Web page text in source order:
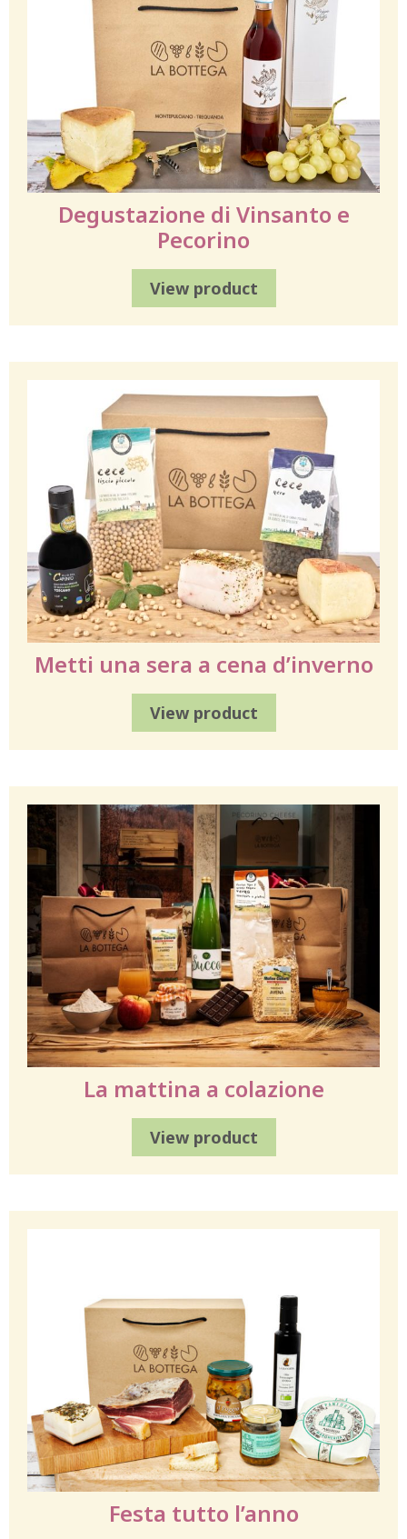
Degustazione di Vinsanto e
Pecorino
View product
Metti una sera a cena d’inverno
View product
La mattina a colazione
View product
Festa tutto l’anno